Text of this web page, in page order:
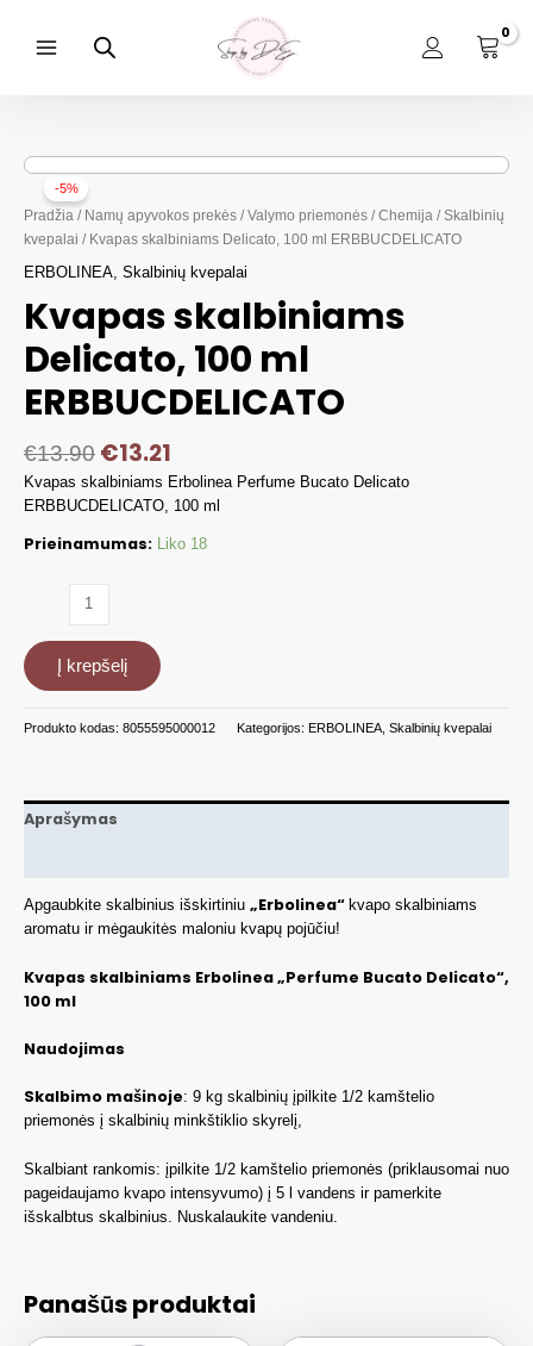
turinio
-5%
Pradžia / Namų apyvokos prekės /Valymo priemonės /Chemija /Skalbinių
kvepalai / Kvapas skalbiniams Delicato, 100 ml ERBBUCDELICATO
ERBOLINEA, Skalbinių kvepalai
Kvapas skalbiniams
Delicato, 100 ml
ERBBUCDELICATO
€13.90 €13.21
Kvapas skalbiniams Erbolinea Perfume Bucato Delicato
ERBBUCDELICATO, 100 ml
Prieinamumas: Liko 18
Kvapas
skalbiniams
Delicato,
ml
Į krepšelį
Produkto kodas: 8055595000012 Kategorijos: ERBOLINEA Skalbinių kvepalai
Aprašymas
Apgaubkite skalbinius išskirtiniu „Erbolinea“ kvapo skalbiniams
aromatu ir mėgaukitės maloniu kvapų pojūčiu!
Kvapas skalbiniams Erbolinea „Perfume Bucato Delicato“,
100 ml
Naudojimas
Skalbimo mašinoje: 9 kg skalbinių įpilkite 1/2 kamštelio
priemonės į skalbinių minkštiklio skyrelį,
Skalbiant rankomis: įpilkite 1/2 kamštelio priemonės (priklausomai nuo
pageidaujamo kvapo intensyvumo) į 5 l vandens ir pamerkite
išskalbtus skalbinius. Nuskalaukite vandeniu.
Panašūs produktai